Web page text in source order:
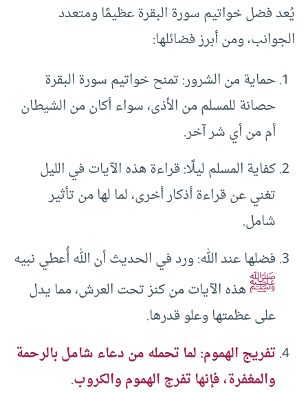
يُعد فضل خواتيم سورة البقرة عظيمًا ومتعدد
الجوانب، ومن أبرز فضائلها:
حماية من الشرور: تمنح خواتيم سورة البقرة
حصانة للمسلم من الأذى، سواء أكان من الشيطان
أم من أي شر آخر.
كفاية المسلم ليلًا: قراءة هذه الآيات في الليل
تغني عن قراءة أذكار أخرى، لما لها من تأثير
شامل.
فضلها عند الله: ورد في الحديث أن الله أُعطي نبيه
ﷺهذه الآيات من كنز تحت العرش، مما يدل
على عظمتها وعلو قدرها.
تفريج الهموم: لما تحمله من دعاء شامل بالرحمة
والمغفرة، فإنها تفرج الهموم والكروب.